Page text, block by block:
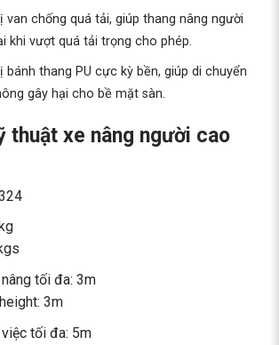
chống quá tải, giúp thang nâng người
khi vượt quá tải trọng cho phép.
thang PU cực kỳ bền, giúp di chuyển
gây hại cho bề mặt sàn.
thuật xe nâng người cao
tối đa: 3m
3m
tối đa: 5m